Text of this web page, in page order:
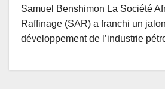
Samuel Benshimon La Société
Raffinage (SAR) a franchi un
développement de l’industrie